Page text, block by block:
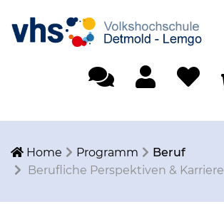
Home Programm
Beruf
Berufliche Perspektiven & Karriere